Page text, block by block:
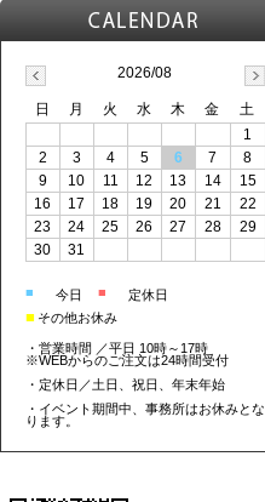
2026/08
日 月 火 水 木 金
土
1
2
3 4 5 6 7
8
9
10 11 12 13 14
15
16
17 18 19 20 21
22
23
24 25 26 27 28
29
30
31
■ 今日 ■ 定休日
■ その他お休み
・営業時間 ／平日 10時～17時
※WEBからのご注文は24時間受付
・定休日／土日、祝日、年末年始
・イベント期間中、事務所はお休みとな
ります。